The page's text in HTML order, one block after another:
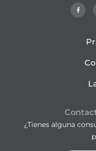
¿Tienes alguna